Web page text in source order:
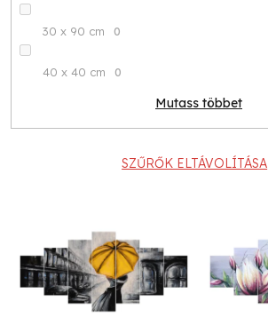
30 x 90 cm 0
40 x 40 cm 0
Mutass többet
SZŰRŐK ELTÁVOLÍTÁSA
e